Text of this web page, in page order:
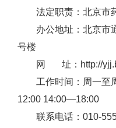
法定职责：北京市药
办公地址：北京市通
号楼
网 址：http://
工作时间：周一至
12:00 14:00—18:00
联系电话：010-